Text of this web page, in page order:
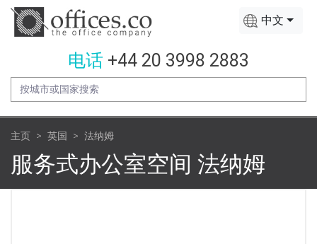
中文
电话 +44 20 3998 2883
主页 英国 法纳姆
服务式办公室空间 法纳姆